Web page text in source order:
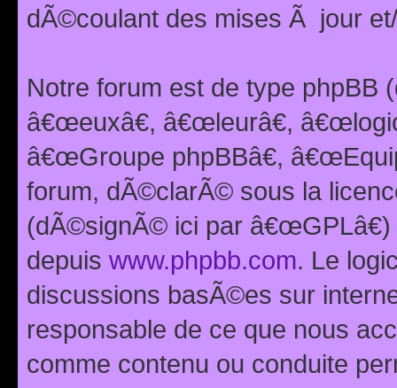
dÃ©coulant des mises Ã jour
Notre forum est de type phpBB
â€œeuxâ€, â€œleurâ€,
â€œGroupe phpBBâ€,
forum, dÃ©clarÃ© sous la
(dÃ©signÃ© ici par
depuis www.phpbb.com. Le
discussions basÃ©es sur
responsable de ce que nous
comme contenu ou conduite